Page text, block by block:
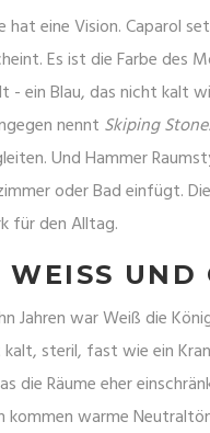
hat eine Vision. Caparol
Es ist die Farbe des
- ein Blau, das nicht kalt
nennt Skiping
Und Hammer
oder Bad einfügt.
für den Alltag.
UND
Jahren war Weiß die
steril, fast wie ein
die Räume eher
kommen warme